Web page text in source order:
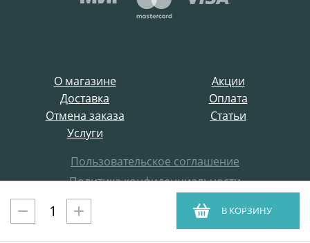
В КОРЗИНУ
О магазине
Акции
Доставка
Оплата
Отмена заказа
Статьи
Услуги
Пользовательское соглашение
Политика конфиденциальности
Все права защищены
ProffElectro.ru © 2021